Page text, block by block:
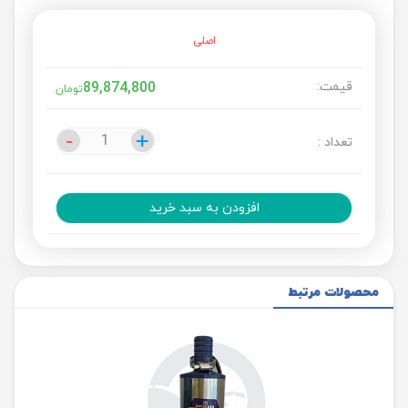
اصلی
قیمت: 89,874,800تومان
تعداد : +
- +
-
افزودن به سبد خرید
محصولات مرتبط